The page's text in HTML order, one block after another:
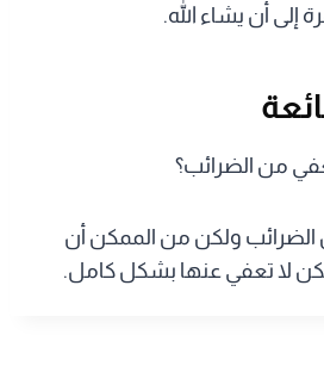
أن يشاء الله.
من الضرائب؟
الضرائب ولكن من الممكن أن
لا تعفي عنها بشكل كامل.